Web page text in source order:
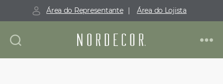
Área do Representante | Área do Lojista
Nordecor